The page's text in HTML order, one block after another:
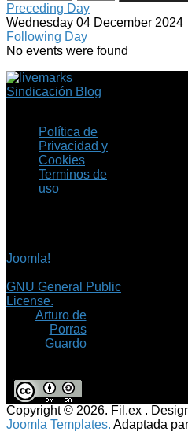
Preceding Day
Wednesday 04 December 2024
Following Day
No events were found
Sindicación Blog
Política de
Privacidad y
Cookies
Terminos de
uso
Joomla!
GNU General Public
License.
Arturo de
Porras
Guardo
Copyright © 2026. Fil.ex .
Joomla Templates. Adaptada